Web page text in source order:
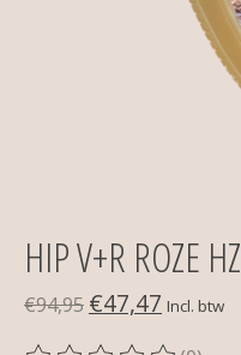
HIP V+R ROZE HZ
€94,95 €47,47 Incl. btw